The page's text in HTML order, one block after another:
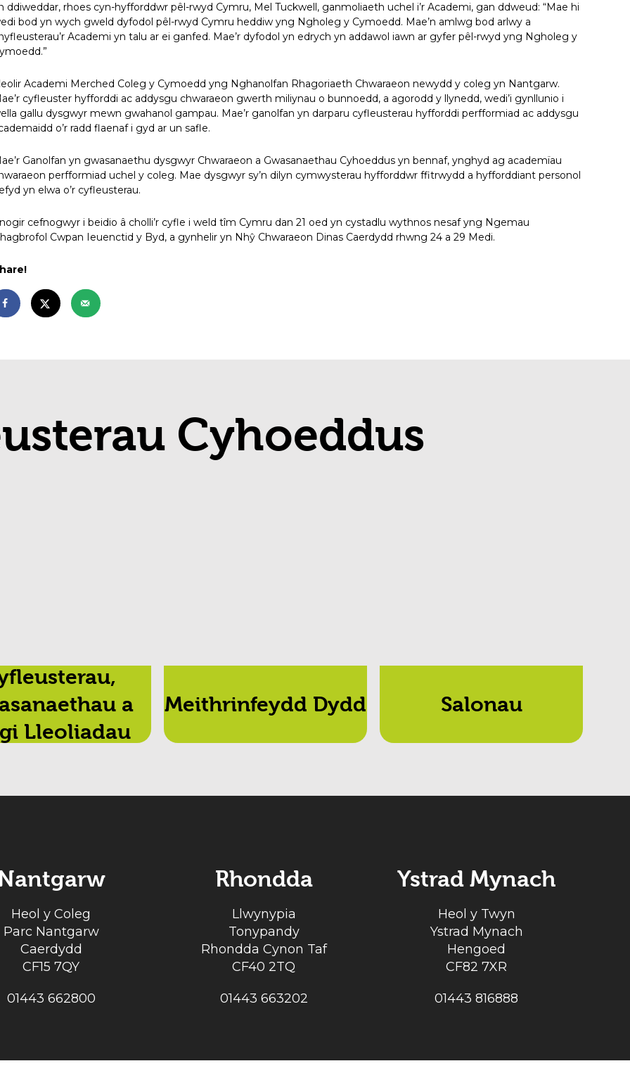
ddiweddar, rhoes cyn-hyfforddwr pêl-rwyd Cymru, Mel Tuckwell, ganmoliaeth uchel i’r Academi, gan ddweud: “Mae hi
bod yn wych gweld dyfodol pêl-rwyd Cymru heddiw yng Ngholeg y Cymoedd. Mae’n amlwg bod arlwy a
Academi yn talu ar ei ganfed. Mae’r dyfodol yn edrych yn addawol iawn ar gyfer pêl-rwyd yng Ngholeg y
Academi Merched Coleg y Cymoedd yng Nghanolfan Rhagoriaeth Chwaraeon newydd y coleg yn Nantgarw.
cyfleuster hyfforddi ac addysgu chwaraeon gwerth miliynau o bunnoedd, a agorodd y llynedd, wedi’i gynllunio i
gallu dysgwyr mewn gwahanol gampau. Mae’r ganolfan yn darparu cyfleusterau hyfforddi perfformiad ac addysgu
o’r radd flaenaf i gyd ar un safle.
Ganolfan yn gwasanaethu dysgwyr Chwaraeon a Gwasanaethau Cyhoeddus yn bennaf, ynghyd ag academïau
perfformiad uchel y coleg. Mae dysgwyr sy’n dilyn cymwysterau hyfforddwr ffitrwydd a hyfforddiant personol
yn elwa o’r cyfleusterau.
cefnogwyr i beidio â cholli’r cyfle i weld tîm Cymru dan 21 oed yn cystadlu wythnos nesaf yng Ngemau
Cwpan Ieuenctid y Byd, a gynhelir yn Nhŷ Chwaraeon Dinas Caerdydd rhwng 24 a 29 Medi.
Cyhoeddus
a
Lleoliadau
Meithrinfeydd Dydd Salonau
Heol y Coleg
Parc Nantgarw
Caerdydd
CF15 7QY
01443 662800
Rhondda
Llwynypia
Tonypandy
Rhondda Cynon Taf
CF40 2TQ
01443 663202
Ystrad Mynach
Heol y Twyn
Ystrad Mynach
Hengoed
CF82 7XR
01443 816888